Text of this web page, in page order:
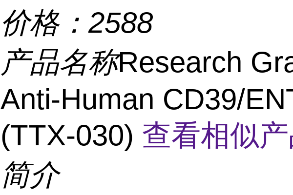
价格： 2588
产品名称Research
Anti-Human CD39/
(TTX-030) 查看相似
简介